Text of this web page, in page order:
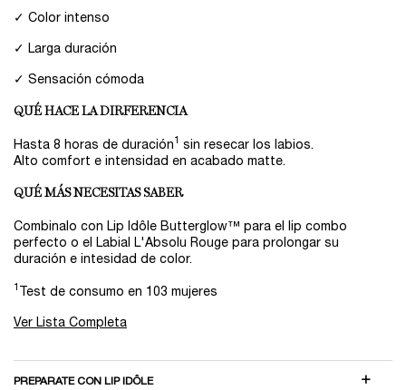
✓ Color intenso
✓ Larga duración
✓ Sensación cómoda
QUÉ HACE LA DIRFERENCIA
Hasta 8 horas de duración
sin resecar los labios.
Alto comfort e intensidad en acabado matte.
QUÉ MÁS NECESITAS SABER
Combinalo con Lip Idôle Butterglow™ para el lip combo
perfecto o el Labial L'Absolu Rouge para prolongar su
duración e intesidad de color.
Test de consumo en 103 mujeres
Ver Lista Completa
PREPARATE CON LIP IDÔLE